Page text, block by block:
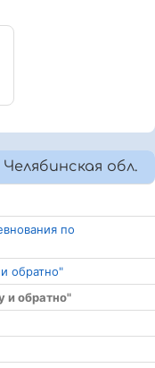
обл.
по
обратно"
и обратно"